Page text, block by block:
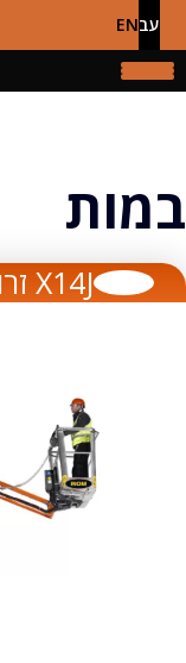
ENעב
במות
X14J זרוע טלסקופית זחלית